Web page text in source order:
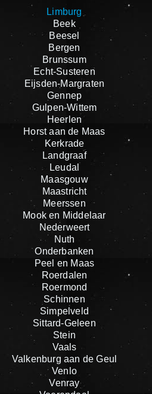
Limburg
Beek
Beesel
Bergen
Brunssum
Echt-Susteren
Eijsden-Margraten
Gennep
Gulpen-Wittem
Heerlen
Horst aan de Maas
Kerkrade
Landgraaf
Leudal
Maasgouw
Maastricht
Meerssen
Mook en Middelaar
Nederweert
Nuth
Onderbanken
Peel en Maas
Roerdalen
Roermond
Schinnen
Simpelveld
Sittard-Geleen
Stein
Vaals
Valkenburg aan de Geul
Venlo
Venray